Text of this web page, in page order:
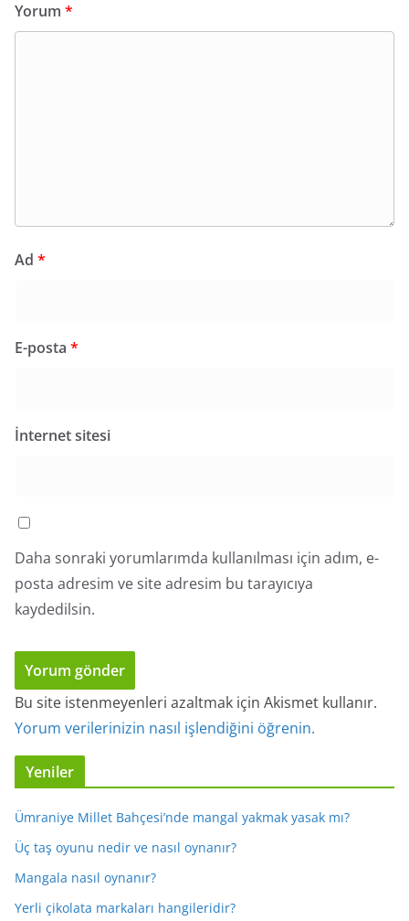
Yorum *
Ad *
E-posta *
İnternet sitesi
Daha sonraki yorumlarımda kullanılması için adım, e-
posta adresim ve site adresim bu tarayıcıya
kaydedilsin.
Bu site istenmeyenleri azaltmak için Akismet kullanır.
Yorum verilerinizin nasıl işlendiğini öğrenin.
Yeniler
Ümraniye Millet Bahçesi’nde mangal yakmak yasak mı?
Üç taş oyunu nedir ve nasıl oynanır?
Mangala nasıl oynanır?
Yerli çikolata markaları hangileridir?